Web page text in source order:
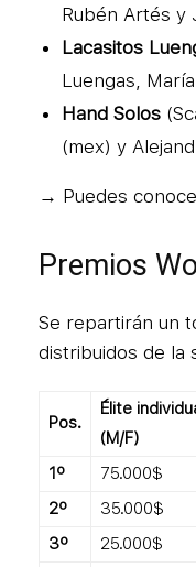
Rubén Artés y
Lacasitos
Luengas,
Hand Solos
(mex) y
→ Puedes
Premios
Se repartirán un
distribuidos de la
Pos.
Élite
(M/F)
1º
75.000$
2º
35.000$
3º
25.000$